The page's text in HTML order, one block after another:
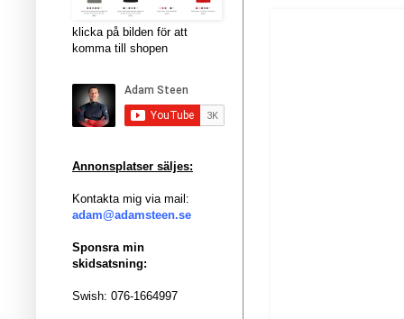
klicka på bilden för att
komma till shopen
Annonsplatser säljes:
Kontakta mig via mail:
adam@adamsteen.se
Sponsra min
skidsatsning:
Swish: 076-1664997